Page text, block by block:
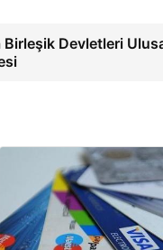
Birleşik Devletleri